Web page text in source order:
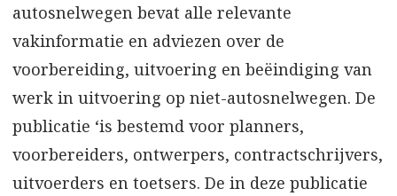
autosnelwegen bevat alle relevante
vakinformatie en adviezen over de
voorbereiding, uitvoering en beëindiging van
werk in uitvoering op niet-autosnelwegen. De
publicatie ‘is bestemd voor planners,
voorbereiders, ontwerpers, contractschrijvers,
uitvoerders en toetsers. De in deze publicatie